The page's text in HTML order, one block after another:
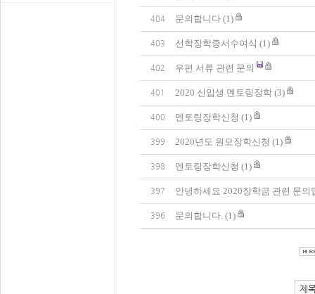
404 문의합니다 (1)
403 선학장학증서수여식 (1)
402 우편 서류 관련 문의
401 2020 신입생 멘토링장학 (3)
400 멘토링장학신청 (1)
399 2020년도 원모장학신청 (1)
398 멘토링장학신청 (1)
397 안녕하세요 2020장학금 관련 문의
396 문의합니다. (1)